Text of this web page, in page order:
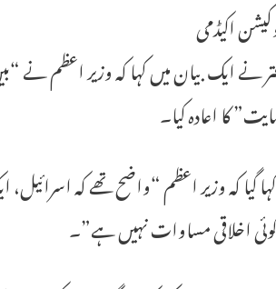
اکیڈمی
نے ایک بیان میں کہا کہ وزیر اعظم
کا اعادہ کیا۔
گیا کہ وزیر اعظم “واضح تھے کہ
اخلاقی مساوات نہیں ہے”۔